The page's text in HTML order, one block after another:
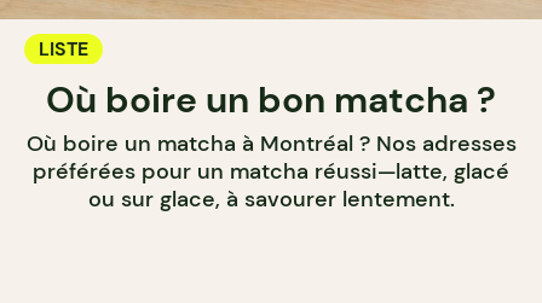
LISTE
Où boire un bon matcha ?
Où boire un matcha à Montréal ? Nos adresses
préférées pour un matcha réussi—latte, glacé
ou sur glace, à savourer lentement.